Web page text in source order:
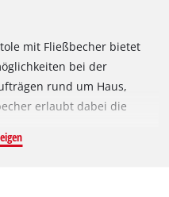
mit Fließbecher bietet
bei der
rund um Haus,
erlaubt dabei die
Regler lässt sich das